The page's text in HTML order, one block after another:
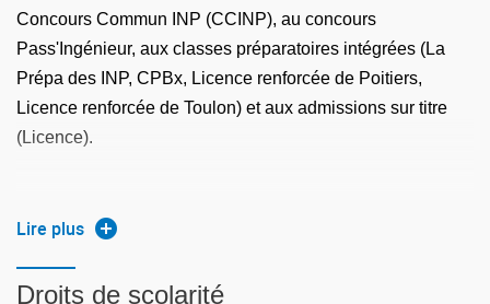
Concours Commun INP (CCINP), au concours
Pass'Ingénieur, aux classes préparatoires intégrées (La
Prépa des INP, CPBx, Licence renforcée de Poitiers,
Licence renforcée de Toulon) et aux admissions sur titre
(Licence).
La filière Mathématique et Mécanique recrute la majorité
de ses élèves via le
Lire plus
Droits de scolarité